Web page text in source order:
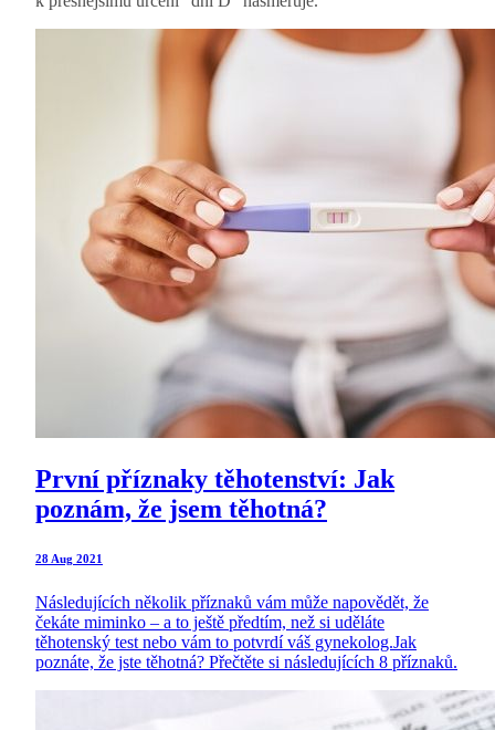
První příznaky těhotenství: Jak
poznám, že jsem těhotná?
28 Aug 2021
Následujících několik příznaků vám může napovědět, že
čekáte miminko – a to ještě předtím, než si uděláte
těhotenský test nebo vám to potvrdí váš gynekolog.Jak
poznáte, že jste těhotná? Přečtěte si následujících 8 příznaků.